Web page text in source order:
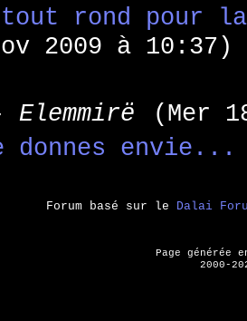
rond pour
2009 à 10:37)
Elemmirë (Mer
donnes envie...
Forum basé sur le Dalai
Page générée
2000-